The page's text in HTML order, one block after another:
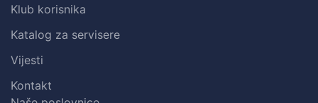
Klub korisnika
Katalog za servisere
Vijesti
Kontakt